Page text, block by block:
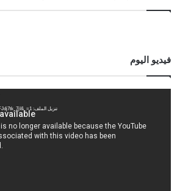
فيديو اليوم
تنزيل الملف: https://www.youtube.com/watch?v=FJdj7tk_7jI&_=1